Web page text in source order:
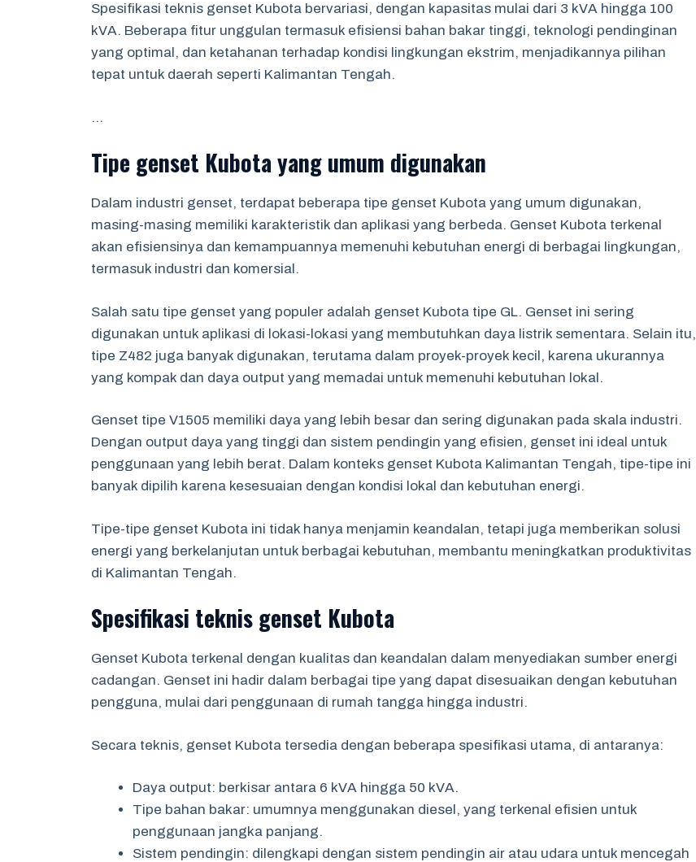
Spesifikasi teknis genset Kubota bervariasi, dengan kapasitas mulai dari 3 kVA hingga 100
kVA. Beberapa fitur unggulan termasuk efisiensi bahan bakar tinggi, teknologi pendinginan
yang optimal, dan ketahanan terhadap kondisi lingkungan ekstrim, menjadikannya pilihan
tepat untuk daerah seperti Kalimantan Tengah.
…
Tipe genset Kubota yang umum digunakan
Dalam industri genset, terdapat beberapa tipe genset Kubota yang umum digunakan,
masing-masing memiliki karakteristik dan aplikasi yang berbeda. Genset Kubota terkenal
akan efisiensinya dan kemampuannya memenuhi kebutuhan energi di berbagai lingkungan,
termasuk industri dan komersial.
Salah satu tipe genset yang populer adalah genset Kubota tipe GL. Genset ini sering
digunakan untuk aplikasi di lokasi-lokasi yang membutuhkan daya listrik sementara. Selain itu,
tipe Z482 juga banyak digunakan, terutama dalam proyek-proyek kecil, karena ukurannya
yang kompak dan daya output yang memadai untuk memenuhi kebutuhan lokal.
Genset tipe V1505 memiliki daya yang lebih besar dan sering digunakan pada skala industri.
Dengan output daya yang tinggi dan sistem pendingin yang efisien, genset ini ideal untuk
penggunaan yang lebih berat. Dalam konteks genset Kubota Kalimantan Tengah, tipe-tipe ini
banyak dipilih karena kesesuaian dengan kondisi lokal dan kebutuhan energi.
Tipe-tipe genset Kubota ini tidak hanya menjamin keandalan, tetapi juga memberikan solusi
energi yang berkelanjutan untuk berbagai kebutuhan, membantu meningkatkan produktivitas
di Kalimantan Tengah.
Spesifikasi teknis genset Kubota
Genset Kubota terkenal dengan kualitas dan keandalan dalam menyediakan sumber energi
cadangan. Genset ini hadir dalam berbagai tipe yang dapat disesuaikan dengan kebutuhan
pengguna, mulai dari penggunaan di rumah tangga hingga industri.
Secara teknis, genset Kubota tersedia dengan beberapa spesifikasi utama, di antaranya:
Daya output: berkisar antara 6 kVA hingga 50 kVA.
Tipe bahan bakar: umumnya menggunakan diesel, yang terkenal efisien untuk
penggunaan jangka panjang.
Sistem pendingin: dilengkapi dengan sistem pendingin air atau udara untuk mencegah